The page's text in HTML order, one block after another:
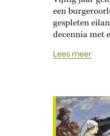
een
gespleten
decennia met
Lees meer